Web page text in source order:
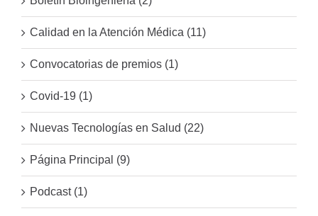
Calidad en la Atención Médica (11)
Convocatorias de premios (1)
Covid-19 (1)
Nuevas Tecnologías en Salud (22)
Página Principal (9)
Podcast (1)